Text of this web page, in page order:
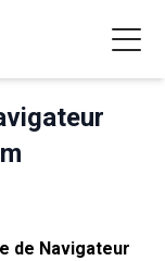
de Navigateur